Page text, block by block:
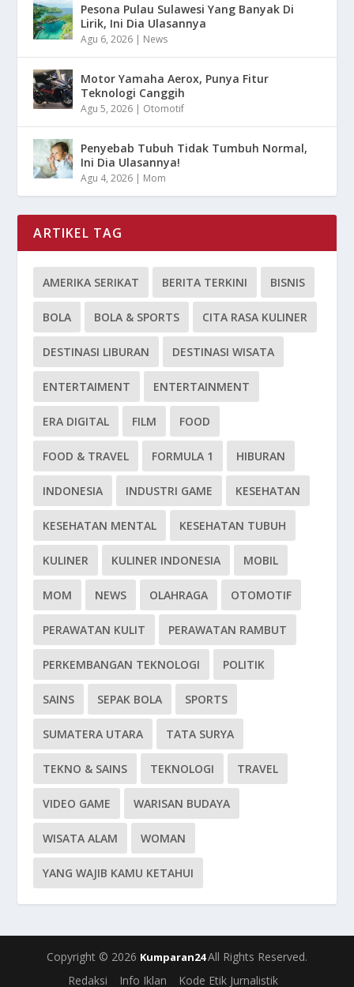
Pesona Pulau Sulawesi Yang Banyak Di
Lirik, Ini Dia Ulasannya
Agu 6, 2026 | News
Motor Yamaha Aerox, Punya Fitur
Teknologi Canggih
Agu 5, 2026 | Otomotif
Penyebab Tubuh Tidak Tumbuh Normal,
Ini Dia Ulasannya!
Agu 4, 2026 | Mom
ARTIKEL TAG
AMERIKA SERIKAT BERITA TERKINI BISNIS
BOLA BOLA & SPORTS CITA RASA KULINER
DESTINASI LIBURAN DESTINASI WISATA
ENTERTAIMENT ENTERTAINMENT
ERA DIGITAL FILM FOOD
FOOD & TRAVEL FORMULA 1 HIBURAN
INDONESIA INDUSTRI GAME KESEHATAN
KESEHATAN MENTAL KESEHATAN TUBUH
KULINER KULINER INDONESIA MOBIL
MOM NEWS OLAHRAGA OTOMOTIF
PERAWATAN KULIT PERAWATAN RAMBUT
PERKEMBANGAN TEKNOLOGI POLITIK
SAINS SEPAK BOLA SPORTS
SUMATERA UTARA TATA SURYA
TEKNO & SAINS TEKNOLOGI TRAVEL
VIDEO GAME WARISAN BUDAYA
WISATA ALAM WOMAN
YANG WAJIB KAMU KETAHUI
Copyright © 2026 Kumparan24All Rights Reserved.
Redaksi
Info Iklan Kode Etik Jurnalistik